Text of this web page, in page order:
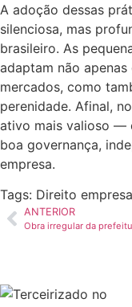
A adoção dessas
silenciosa, mas
brasileiro. As
adaptam não
mercados, como
perenidade. Afinal,
ativo mais valioso —
boa governança,
empresa.
Tags: Direito
ANTERIOR